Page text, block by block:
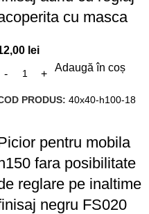
cu masca
lei
Adaugă în coș
PRODUS: 40x40-h100-18
pentru mobila
fara posibilitate
reglare pe inaltime
negru FS020